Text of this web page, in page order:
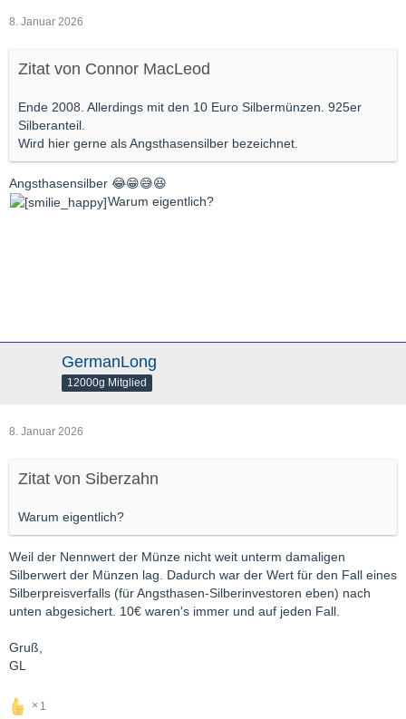
8. Januar 2026
Zitat von Connor MacLeod
Ende 2008. Allerdings mit den 10 Euro Silbermünzen. 925er
Silberanteil.
Wird hier gerne als Angsthasensilber bezeichnet.
Angsthasensilber 😂😁😅😆
Warum eigentlich?
GermanLong
12000g Mitglied
8. Januar 2026
Zitat von Siberzahn
Warum eigentlich?
Weil der Nennwert der Münze nicht weit unterm damaligen
Silberwert der Münzen lag. Dadurch war der Wert für den Fall eines
Silberpreisverfalls (für Angsthasen-Silberinvestoren eben) nach
unten abgesichert. 10€ waren's immer und auf jeden Fall.
Gruß,
GL
1